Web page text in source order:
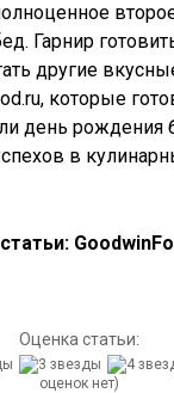
Гарнир
другие
которые
день рождения
в
Оценка статьи:
оценок нет)